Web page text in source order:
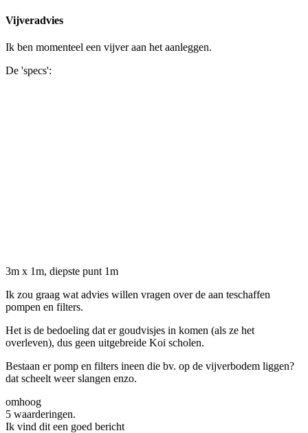
Vijveradvies
Ik ben momenteel een vijver aan het aanleggen.
De 'specs':
3m x 1m, diepste punt 1m
Ik zou graag wat advies willen vragen over de aan teschaffen
pompen en filters.
Het is de bedoeling dat er goudvisjes in komen (als ze het
overleven), dus geen uitgebreide Koi scholen.
Bestaan er pomp en filters ineen die bv. op de vijverbodem liggen?
dat scheelt weer slangen enzo.
omhoog
5 waarderingen.
Ik vind dit een goed bericht